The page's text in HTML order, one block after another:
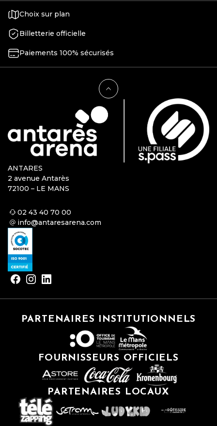
Choix sur plan
Billetterie officielle
Paiements 100% sécurisés
ANTARES
2 avenue Antarès
72100 – LE MANS
02 43 40 70 00
info@antaresarena.com
PARTENAIRES INSTITUTIONNELS
FOURNISSEURS OFFICIELS
PARTENAIRES LOCAUX